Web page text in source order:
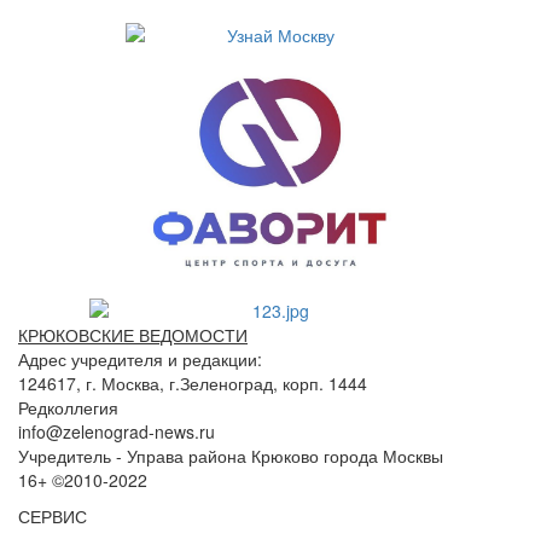
КРЮКОВСКИЕ ВЕДОМОСТИ
Адрес учредителя и редакции:
124617, г. Москва, г.Зеленоград, корп. 1444
Редколлегия
info@zelenograd-news.ru
Учредитель - Управа района Крюково города Москвы
16+ ©2010-2022
СЕРВИС